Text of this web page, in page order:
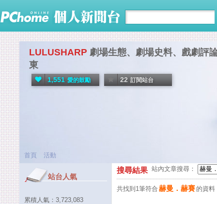
LULUSHARP 劇場生態、劇場史料、戲劇評
東
1,551 愛的鼓勵 22 訂閱站台
首頁 活動
搜尋結果 站內文章搜尋：
共找到1筆符合 赫曼．赫賽 的資料
站台人氣
累積人氣： 3,723,083